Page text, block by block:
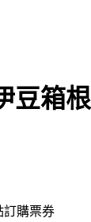
豆箱
訂購票券